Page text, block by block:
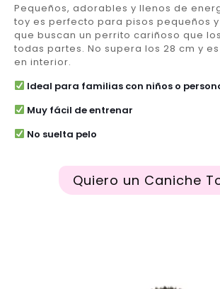
Pequeños, adorables y llenos de
toy es perfecto para pisos pequeños
que buscan un perrito cariñoso que
todas partes. No supera los 28 cm y
en interior.
Ideal para familias con niños o
Muy fácil de entrenar
No suelta pelo
Quiero un Caniche